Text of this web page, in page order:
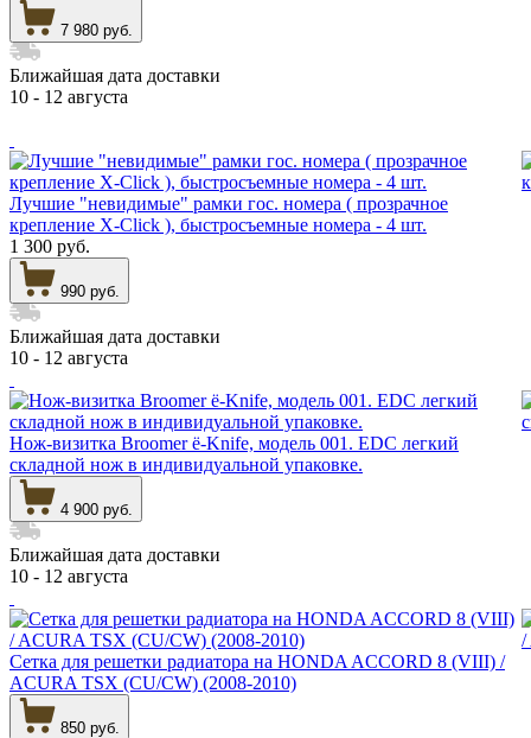
7 980 руб.
Ближайшая дата доставки
10 - 12 августа
Лучшие "невидимые" рамки гос. номера ( прозрачное
крепление X-Click ), быстросъемные номера - 4 шт.
1 300 руб.
990 руб.
Ближайшая дата доставки
10 - 12 августа
Нож-визитка Broomer ё-Knife, модель 001. EDC легкий
складной нож в индивидуальной упаковке.
4 900 руб.
Ближайшая дата доставки
10 - 12 августа
Сетка для решетки радиатора на HONDA ACCORD 8 (VIII) /
ACURA TSX (CU/CW) (2008-2010)
850 руб.